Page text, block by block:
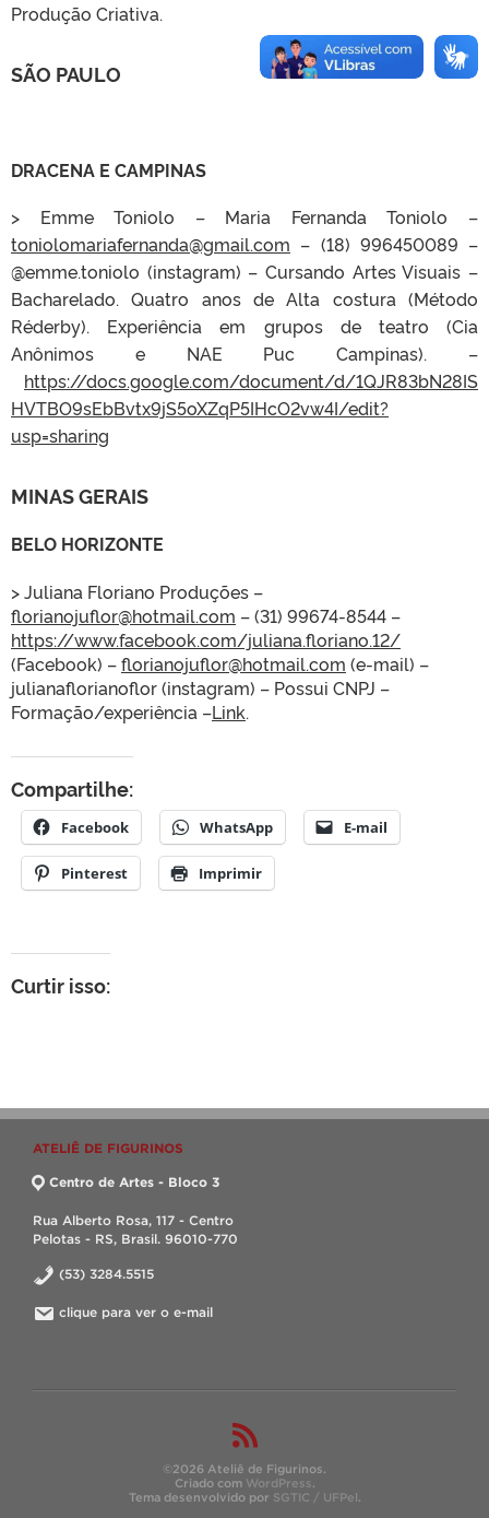
Produção Criativa.
SÃO PAULO
DRACENA E CAMPINAS
> Emme Toniolo – Maria Fernanda Toniolo –
toniolomariafernanda@gmail.com – (18) 996450089 –
@emme.toniolo (instagram) – Cursando Artes Visuais –
Bacharelado. Quatro anos de Alta costura (Método
Réderby). Experiência em grupos de teatro (Cia
Anônimos e NAE Puc Campinas). –
https://docs.google.com/document/d/1QJR83bN28IS
HVTBO9sEbBvtx9jS5oXZqP5IHcO2vw4I/edit?
usp=sharing
MINAS GERAIS
BELO HORIZONTE
> Juliana Floriano Produções –
florianojuflor@hotmail.com – (31) 99674-8544 –
https://www.facebook.com/juliana.floriano.12/
(Facebook) –florianojuflor@hotmail.com (e-mail) –
julianaflorianoflor (instagram) – Possui CNPJ –
Formação/experiência –Link.
Compartilhe:
Facebook WhatsApp E-mail
Pinterest Imprimir
Curtir isso:
ATELIÊ DE FIGURINOS
Centro de Artes - Bloco 3
Rua Alberto Rosa, 117 - Centro
Pelotas - RS, Brasil. 96010-770
(53) 3284.5515
clique para ver o e-mail
©2026 Ateliê de Figurinos.
Criado com WordPress.
Tema desenvolvido por SGTIC / UFPel.